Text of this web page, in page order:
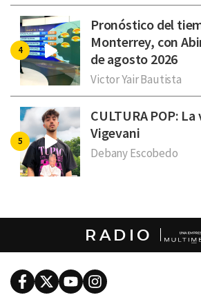
Pronóstico del
Monterrey, con
de agosto 2026
Victor Yair Bautista
CULTURA POP:
Vigevani
Debany Escobedo
RADIO
FacebookTwitterYoutubeInstagram